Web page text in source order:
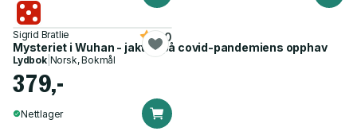
Sigrid Bratlie
Mysteriet i Wuhan - jakten på covid-pandemiens opphav
5.0
Lydbok| Norsk, Bokmål
379,-
Nettlager